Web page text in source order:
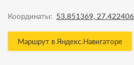
Координаты: 53.851369, 27.422406
Маршрут в Яндекс.Навигаторе